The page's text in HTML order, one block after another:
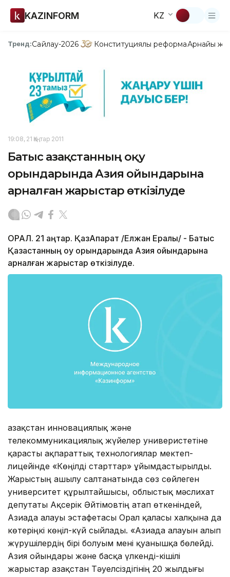
KAZINFORM KZ
Тренд:Сайлау-2026 Конституциялық реформаАрнайы
19:08, 21 Қаңтар 2011
Батыс Қазақстанның оқу
орындарында Азия ойындарына
арналған жарыстар өткізілуде
ОРАЛ. 21 қаңтар. ҚазАқпарат /Елжан Ералы/ - Батыс
Қазақстанның оқу орындарында Азия ойындарына
арналған жарыстар өткізілуде.
Қазақстан инновациялық және
телекоммуникациялық жүйелер универистетіне
қарасты ақпараттық технологиялар мектеп-
лицейінде «Көңілді старттар» ұйымдастырылды.
Жарыстың ашылу салтанатында сөз сөйлеген
университет құрылтайшысы, облыстық мәслихат
депутаты Ақсерік Әйтімовтің атап өткеніндей,
Азиада алауы эстафетасы Орал қаласы халқына да
көтеріңкі көңіл-күй сыйлады. «Азиада алауын алып
жүрушілердің бірі болуым мені қуанышқа бөлейді.
Азия ойындары және басқа үлкенді-кішілі
жарыстар Қазақстан Тәуелсіздігінің 20 жылдығы